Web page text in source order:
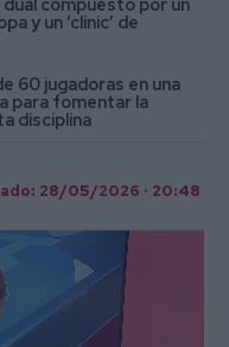
y un ‘clinic’ de
60 jugadoras en una
para fomentar la
disciplina
28/05/2026 · 20:48